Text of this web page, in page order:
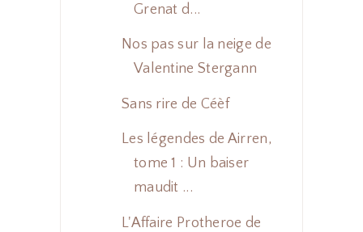
Grenat d...
Nos pas sur la neige de
Valentine Stergann
Sans rire de Céèf
Les légendes de Airren,
tome 1 : Un baiser
maudit ...
L'Affaire Protheroe de